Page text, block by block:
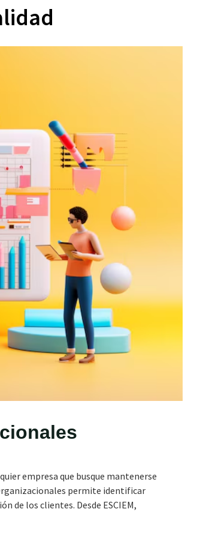
empresa que busque mantenerse
permite identificar
de los clientes. Desde ESCIEM,